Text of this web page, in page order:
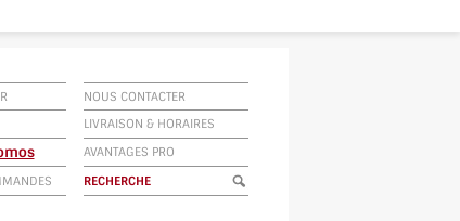
NOUS CONTACTER
LIVRAISON & HORAIRES
AVANTAGES PRO